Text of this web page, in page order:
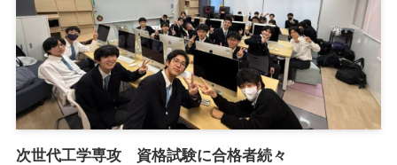
次世代工学専攻 資格試験に合格者続々